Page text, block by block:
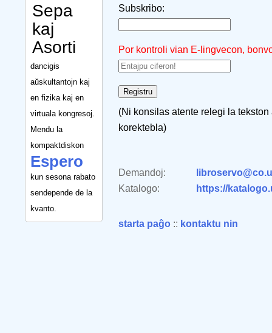
Sepa
kaj
Asorti
dancigis
aŭskultantojn kaj
en fizika kaj en
virtuala kongresoj.
Mendu la
kompaktdiskon
Espero
kun sesona rabato
sendepende de la
kvanto.
Subskribo:
Por kontroli vian E-lingvecon,
(Ni konsilas atente relegi la
korektebla)
Demandoj:
Katalogo:
https://
starta paĝo :: kontaktu nin